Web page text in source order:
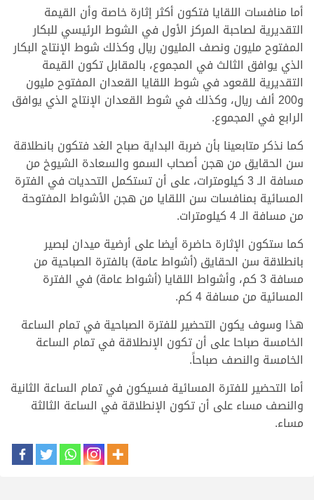
أما منافسات اللقايا فتكون أكثر إثارة خاصة وأن القيمة
التقديرية لصاحبة المركز الأول في الشوط الرئيسي للبكار
المفتوح مليون ونصف المليون ريال وكذلك شوط الإنتاج البكار
الذي يوافق الثالث في المجموع، بالمقابل تكون القيمة
التقديرية للقعود في شوط اللقايا القعدان المفتوح مليون
و200 ألف ريال، وكذلك في شوط القعدان الإنتاج الذي يوافق
الرابع في المجموع.
كما نذكر متابعينا بأن ضربة البداية صباح الغد فتكون بانطلاقة
سن الحقايق من هجن أصحاب السمو والسعادة الشيوخ من
مسافة الـ 3 كيلومترات، على أن تستكمل التحديات في الفترة
المسائية بمنافسات سن اللقايا من هجن الأشواط المفتوحة
من مسافة الـ 4 كيلومترات.
كما ستكون الإثارة حاضرة أيضا على أرضية ميدان لبصير
بانطلاقة سن الحقايق (أشواط عامة) بالفترة الصباحية من
مسافة 3 كم، وأشواط اللقايا (أشواط عامة) في الفترة
المسائية من مسافة 4 كم.
هذا وسوف يكون التحضير للفترة الصباحية في تمام الساعة
الخامسة صباحا على أن تكون الإنطلاقة في تمام الساعة
الخامسة والنصف صباحاً.
أما التحضير للفترة المسائية فسيكون في تمام الساعة الثانية
والنصف مساء على أن تكون الإنطلاقة في الساعة الثالثة
مساء.